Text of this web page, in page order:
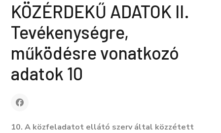
KÖZÉRDEKŰ ADATOK II.
Tevékenységre,
működésre vonatkozó
adatok 10
10. A közfeladatot ellátó szerv által közzétett